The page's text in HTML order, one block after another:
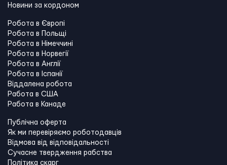
Новини за кордоном
Робота в Європі
Робота в Польщі
Робота в Німеччині
Робота в Норвегії
Робота в Англії
Робота в Іспанії
Віддалена робота
Работа в США
Работа в Канадe
Публічна оферта
Як ми перевіряємо роботодавців
Відмова від відповідальності
Сучасне твердження рабства
Політика скарг